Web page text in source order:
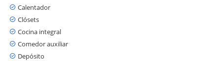
Calentador
Clósets
Cocina integral
Comedor auxiliar
Depósito